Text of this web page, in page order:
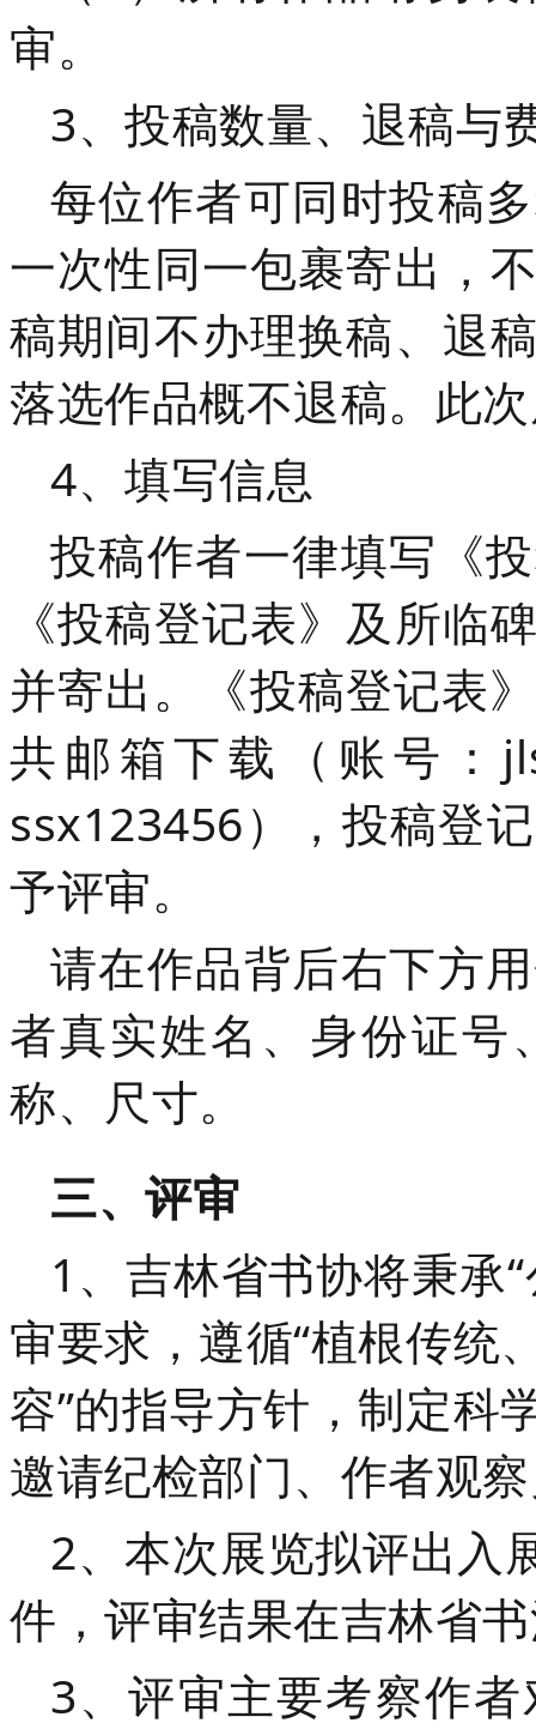
审。
3、投稿数量、退稿与
每位作者可同时投稿
一次性同一包裹寄出，
稿期间不办理换稿、退
落选作品概不退稿。 此
4、填写信息
投稿作者一律填写《
《投稿登记表》及 所临
并寄出。《投稿登记表
共邮箱下载（账号：
ssx123456），投稿登
予评审。
请在作品背后右下方
者真实姓名、身份证号
称、尺寸。
三、评审
1、吉林省书协将秉承
审要求，遵循“植根传统
容”的指导方针，制定科
邀请纪检部门、作者观
2、本次展览拟评出入
件 ，评审结果在吉林省
3、评审主要考察作